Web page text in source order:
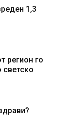
1,3
регион го
светско